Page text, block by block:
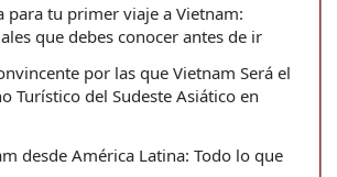
para tu primer viaje a Vietnam:
que debes conocer antes de ir
por las que Vietnam Será el
Turístico del Sudeste Asiático en
desde América Latina: Todo lo que